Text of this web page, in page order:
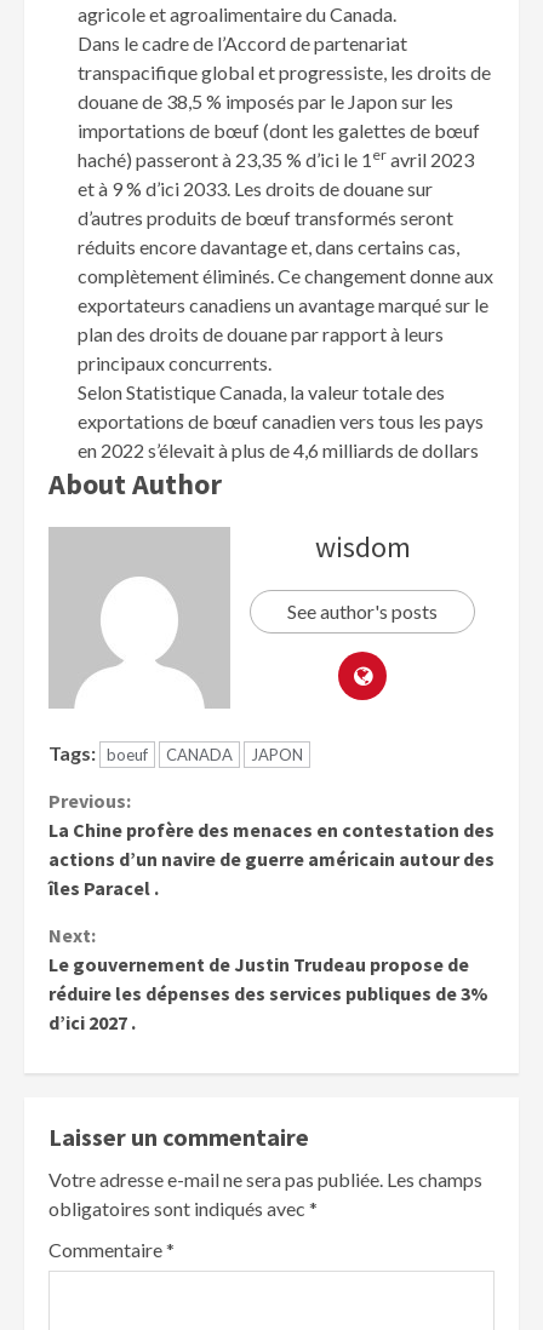
agricole et agroalimentaire du Canada.
Dans le cadre de l’Accord de partenariat
transpacifique global et progressiste, les droits de
douane de 38,5 % imposés par le Japon sur les
importations de bœuf (dont les galettes de bœuf
haché) passeront à 23,35 % d’ici le 1 er avril 2023
et à 9 % d’ici 2033. Les droits de douane sur
d’autres produits de bœuf transformés seront
réduits encore davantage et, dans certains cas,
complètement éliminés. Ce changement donne aux
exportateurs canadiens un avantage marqué sur le
plan des droits de douane par rapport à leurs
principaux concurrents.
Selon Statistique Canada, la valeur totale des
exportations de bœuf canadien vers tous les pays
en 2022 s’élevait à plus de 4,6 milliards de dollars
About Author
wisdom
See author's posts
Tags: boeuf CANADA JAPON
Previous:
La Chine profère des menaces en contestation des
actions d’un navire de guerre américain autour des
îles Paracel .
Next:
Le gouvernement de Justin Trudeau propose de
réduire les dépenses des services publiques de 3%
d’ici 2027 .
Laisser un commentaire
Votre adresse e-mail ne sera pas publiée. Les champs
obligatoires sont indiqués avec *
Commentaire*